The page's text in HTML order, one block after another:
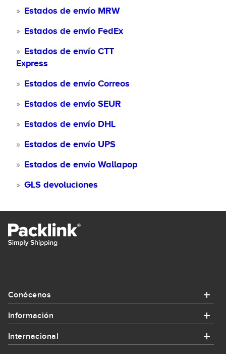
Estados de envío MRW
Estados de envío FedEx
Estados de envío CTT
Express
Estados de envío Correos
Estados de envío SEUR
Estados de envío DHL
Estados de envío UPS
Estados de envío Wallapop
GLS devoluciones
Conócenos
Conócenos
Información
Información
Internacional